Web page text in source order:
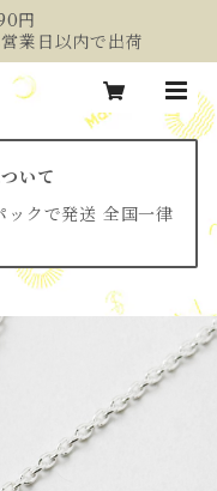
円
業日以内で出荷
いて
クで発送 全国一律